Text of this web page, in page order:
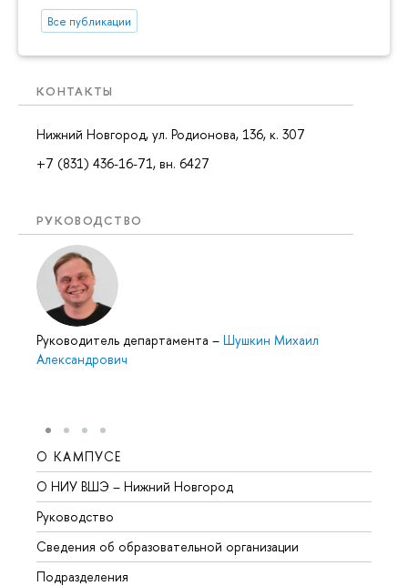
Все публикации
КОНТАКТЫ
Нижний Новгород, ул. Родионова, 136, к. 307
+7 (831) 436-16-71, вн. 6427
РУКОВОДСТВО
Руководитель департамента – Шушкин Михаил
Александрович
О КАМПУСЕ
О НИУ ВШЭ – Нижний Новгород
Руководство
Сведения об образовательной организации
Подразделения